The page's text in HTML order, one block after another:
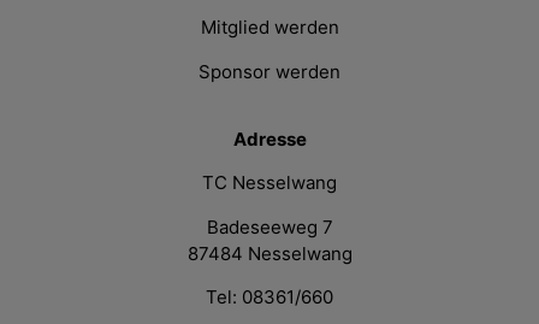
Adresse
TC Nesselwang
Badeseeweg 7
87484 Nesselwang
Tel: 08361/660
Mitglied werden
Sponsor werden